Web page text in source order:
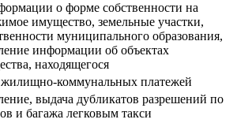
о форме собственности на
имущество, земельные участки,
муниципального образования,
информации об объектах
находящегося
жилищно-коммунальных платежей
выдача дубликатов разрешений по
и багажа легковым такси